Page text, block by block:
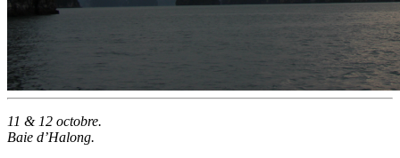
11 & 12 octobre.
Baie d’Halong.